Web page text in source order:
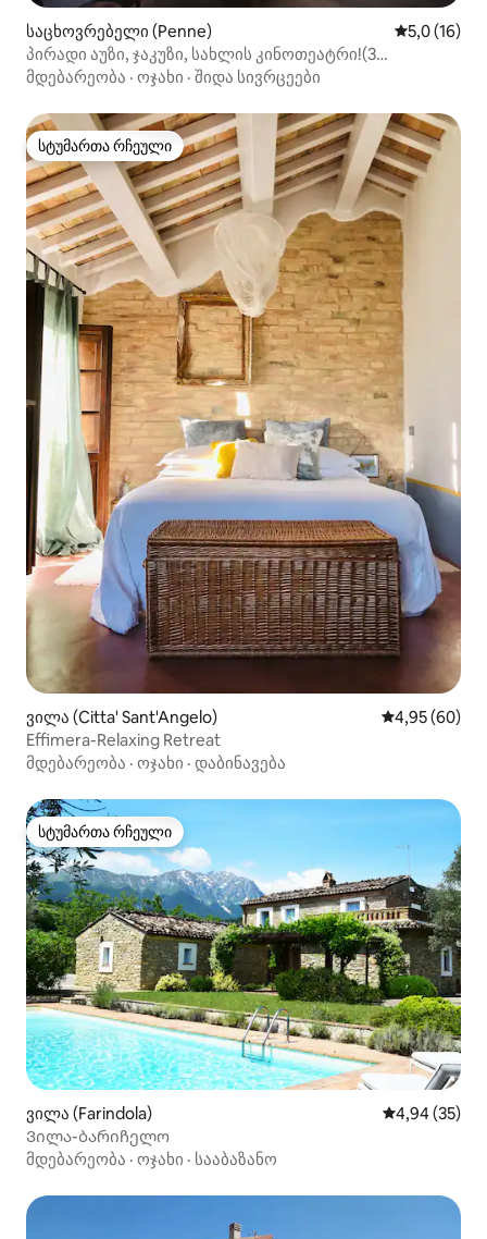
საცხოვრებელი (Penne) საშუალო
5,0 (16)
პირადი აუზი, ჯაკუზი, სახლის კინოთეატრი!(3
საძინებელი)
მდებარეობა · ოჯახი · შიდა სივრცეები
სტუმართა რჩეული
სტუმართა რჩეული
ვილა (Citta' Sant'Angelo) საშუალო
4,95 (60)
Effimera-Relaxing Retreat
მდებარეობა · ოჯახი · დაბინავება
სტუმართა რჩეული
სტუმართა რჩეული
ვილა (Farindola) საშუალო
4,94 (35)
Ვილა-ბარიჩელო
მდებარეობა · ოჯახი · სააბაზანო